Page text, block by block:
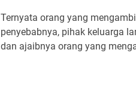
Ternyata orang yang
penyebabnya, pihak keluarga
dan ajaibnya orang yang